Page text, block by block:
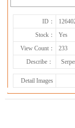
ID：
Stock：
Yes
View Count：
233
Describe：
Detail Images